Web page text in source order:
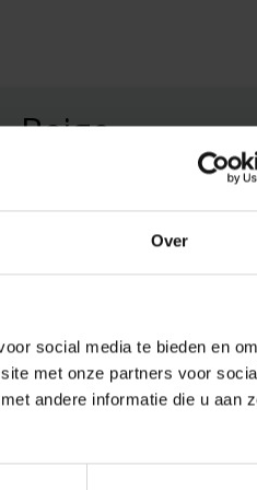
Over
social media te bieden en
met onze partners voor
andere informatie die u aan
Beige
hoogwaardig linnen, biedt niet
speciale gelegenheden.
zijn lange levensduur en luxe
dit tafelkleed zorgt voor de